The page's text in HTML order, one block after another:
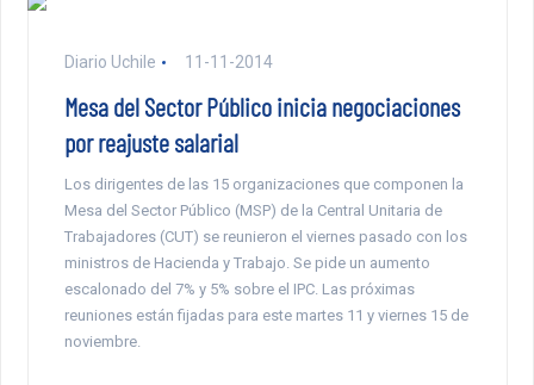
Diario Uchile 11-11-2014
Mesa del Sector Público inicia negociaciones
por reajuste salarial
Los dirigentes de las 15 organizaciones que componen la
Mesa del Sector Público (MSP) de la Central Unitaria de
Trabajadores (CUT) se reunieron el viernes pasado con los
ministros de Hacienda y Trabajo. Se pide un aumento
escalonado del 7% y 5% sobre el IPC. Las próximas
reuniones están fijadas para este martes 11 y viernes 15 de
noviembre.